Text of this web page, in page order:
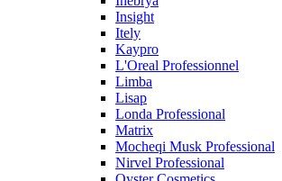
Insight
Itely
Kaypro
L'Oreal Professionnel
Limba
Lisap
Londa Professional
Matrix
Mocheqi Musk Professional
Nirvel Professional